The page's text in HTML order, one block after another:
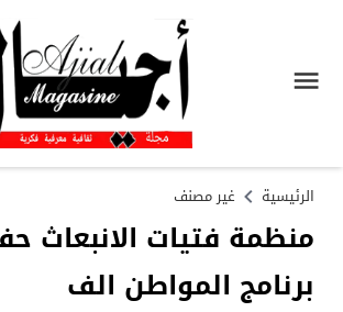
الرئيسية غير مصنف
منظمة فتيات الانبعاث
برنامج المواطن الف